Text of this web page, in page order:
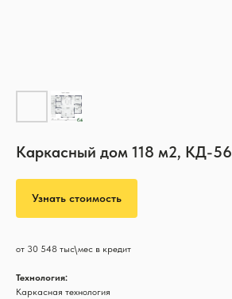
Каркасный дом 118 м2, КД-56
Узнать стоимость
от 30 548 тыс\мес в кредит
Технология:
Каркасная технология